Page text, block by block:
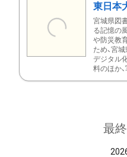
東日本
宮城県図
る記憶の
や防災教
ため、宮
デジタル
料のほか、
最